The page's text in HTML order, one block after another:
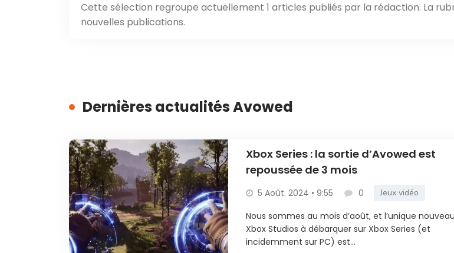
Cette sélection regroupe actuellement 1 articles publiés par la rédaction. La
nouvelles publications.
Dernières actualités Avowed
Xbox Series : la sortie d’Avowed est
repoussée de 3 mois
5 Août. 2024 • 9:55 0 Jeux vidéo
Nous sommes au mois d’août, et l’unique
Xbox Studios à débarquer sur Xbox Series (et
incidemment sur PC) est...